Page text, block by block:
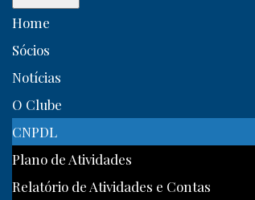
Home
Sócios
Notícias
O Clube
CNPDL
Plano de Atividades
Relatório de Atividades e Contas